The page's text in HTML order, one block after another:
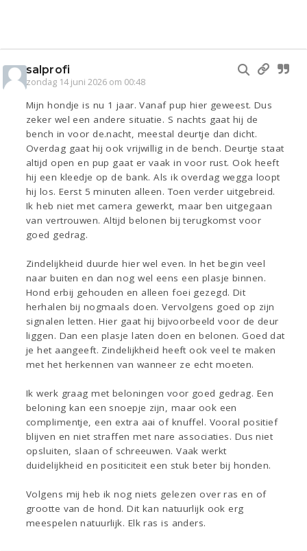
salprofi
zondag 14 juni 2026 om 00:48
Mijn hondje is nu 1 jaar. Vanaf pup hier geweest. Dus
zeker wel een andere situatie. S nachts gaat hij de
bench in voor de.nacht, meestal deurtje dan dicht.
Overdag gaat hij ook vrijwillig in de bench. Deurtje staat
altijd open en pup gaat er vaak in voor rust. Ook heeft
hij een kleedje op de bank. Als ik overdag wegga loopt
hij los. Eerst 5 minuten alleen. Toen verder uitgebreid.
Ik heb niet met camera gewerkt, maar ben uitgegaan
van vertrouwen. Altijd belonen bij terugkomst voor
goed gedrag.
Zindelijkheid duurde hier wel even. In het begin veel
naar buiten en dan nog wel eens een plasje binnen.
Hond erbij gehouden en alleen foei gezegd. Dit
herhalen bij nogmaals doen. Vervolgens goed op zijn
signalen letten. Hier gaat hij bijvoorbeeld voor de deur
liggen. Dan een plasje laten doen en belonen. Goed dat
je het aangeeft. Zindelijkheid heeft ook veel te maken
met het herkennen van wanneer ze echt moeten.
Ik werk graag met beloningen voor goed gedrag. Een
beloning kan een snoepje zijn, maar ook een
complimentje, een extra aai of knuffel. Vooral positief
blijven en niet straffen met nare associaties. Dus niet
opsluiten, slaan of schreeuwen. Vaak werkt
duidelijkheid en positiciteit een stuk beter bij honden.
Volgens mij heb ik nog niets gelezen over ras en of
grootte van de hond. Dit kan natuurlijk ook erg
meespelen natuurlijk. Elk ras is anders.